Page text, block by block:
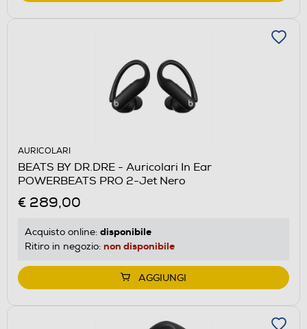
AURICOLARI
BEATS BY DR.DRE - Auricolari In Ear
POWERBEATS PRO 2-Jet Nero
€ 289,00
Acquisto online: disponibile
Ritiro in negozio: non disponibile
AGGIUNGI